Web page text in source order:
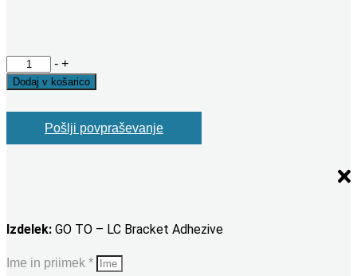
-
TO
+
Dodaj v košarico
Pošlji povpraševanje
Izdelek: GO TO – LC Bracket Adhezive
Ime in priimek *